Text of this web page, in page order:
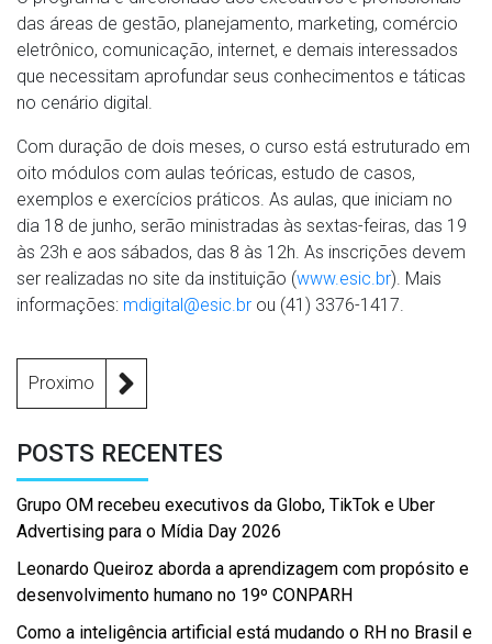
das áreas de gestão, planejamento, marketing, comércio
eletrônico, comunicação, internet, e demais interessados
que necessitam aprofundar seus conhecimentos e táticas
no cenário digital.
Com duração de dois meses, o curso está estruturado em
oito módulos com aulas teóricas, estudo de casos,
exemplos e exercícios práticos. As aulas, que iniciam no
dia 18 de junho, serão ministradas às sextas-feiras, das 19
às 23h e aos sábados, das 8 às 12h. As inscrições devem
ser realizadas no site da instituição (www.esic.br). Mais
informações: mdigital@esic.br ou (41) 3376-1417.
Proximo
POSTS RECENTES
Grupo OM recebeu executivos da Globo, TikTok e Uber
Advertising para o Mídia Day 2026
Leonardo Queiroz aborda a aprendizagem com propósito e
desenvolvimento humano no 19º CONPARH
Como a inteligência artificial está mudando o RH no Brasil e